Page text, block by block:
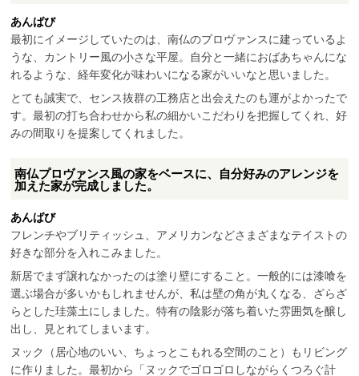
あんばび
最初にイメージしていたのは、南仏のプロヴァンスに建っているよ
うな、カントリー風の小さな平屋。自分と一緒におばあちゃんにな
れるような、経年変化が味わいになる家がいいなと思いました。
とても誠実で、センス抜群の工務店と出会えたのも運がよかったで
す。最初の打ち合わせから私の細かいこだわりを把握してくれ、好
みの間取りを提案してくれました。
南仏プロヴァンス風の家をベースに、自分好みのアレンジを
加えた家が完成しました。
あんばび
フレンチやブリティッシュ、アメリカンなどさまざまなテイストの
好きな部分を入れこみました。
新居でまず譲れなかったのは塗り壁にすること。一般的には漆喰を
選ぶ場合が多いかもしれませんが、私は壁の角が丸くなる、ざらざ
らとした珪藻土にしました。特有の陰影が落ち着いた雰囲気を醸し
出し、見とれてしまいます。
ヌック（居心地のいい、ちょっとこもれる空間のこと）もリビング
に作りました。最初から「ヌックでゴロゴロしながらくつろぐ計